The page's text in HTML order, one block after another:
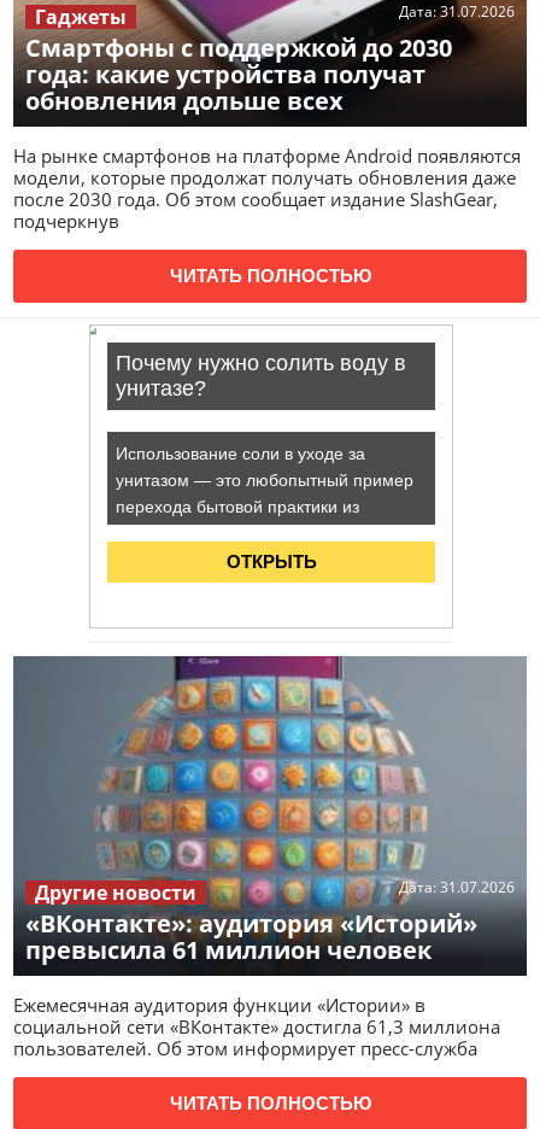
Смартфоны с поддержкой до 2030
года: какие устройства получат
обновления дольше всех
Дата:31.07.2026
Гаджеты
На рынке смартфонов на платформе Android появляются
модели, которые продолжат получать обновления даже
после 2030 года. Об этом сообщает издание SlashGear,
подчеркнув
ЧИТАТЬ ПОЛНОСТЬЮ
«ВКонтакте»: аудитория «Историй»
превысила 61 миллион человек
Дата:31.07.2026
Другие новости
Ежемесячная аудитория функции «Истории» в
социальной сети «ВКонтакте» достигла 61,3 миллиона
пользователей. Об этом информирует пресс-служба
ЧИТАТЬ ПОЛНОСТЬЮ